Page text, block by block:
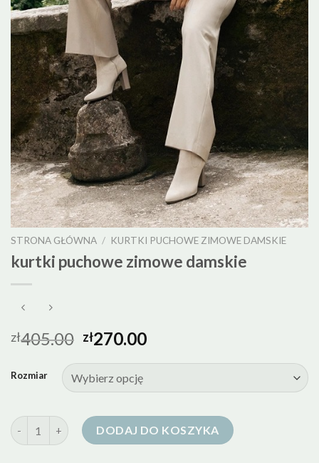
STRONA GŁÓWNA / KURTKI PUCHOWE ZIMOWE DAMSKIE
kurtki puchowe zimowe damskie
zł405.00 zł270.00
Rozmiar
ilość kurtki puchowe zimowe damskie
DODAJ DO KOSZYKA